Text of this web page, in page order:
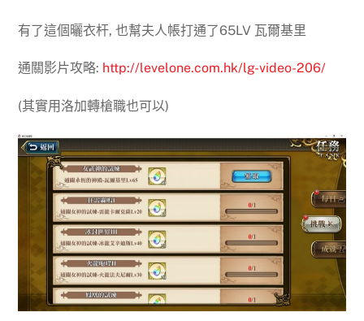
有了這個曬衣杆, 也幫夫人帳打通了65LV 瓦爾基里
通關影片攻略: http://levelone.com.hk/lg-video-206/
(其實用洛加轉槍職也可以)